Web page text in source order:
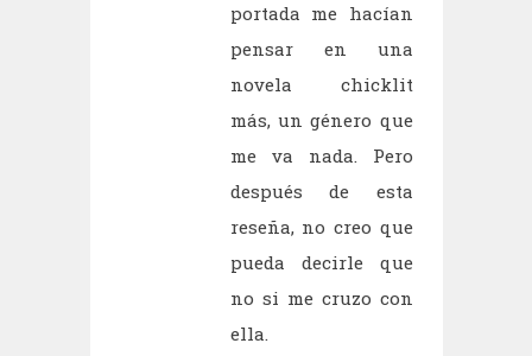
portada me hacían
pensar en una
novela chicklit
más, un género que
me va nada. Pero
después de esta
reseña, no creo que
pueda decirle que
no si me cruzo con
ella.